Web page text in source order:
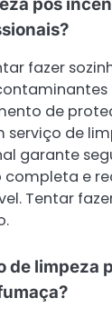
pós
fazer
de
serviço de
garante
e
Tentar
de limpeza